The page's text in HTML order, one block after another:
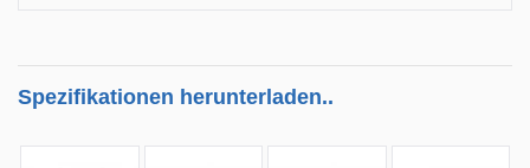
Spezifikationen herunterladen..